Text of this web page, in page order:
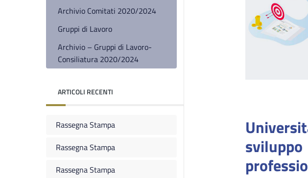
Archivio Comitati 2020/2024
Gruppi di Lavoro
Archivio – Gruppi di Lavoro-
Consiliatura 2020/2024
ARTICOLI RECENTI
Rassegna Stampa
Rassegna Stampa
Rassegna Stampa
sviluppo